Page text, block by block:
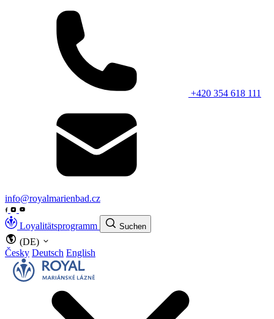
+420 354 618 111
info@royalmarienbad.cz
Loyalitätsprogramm Suchen
(DE)
Česky Deutsch English